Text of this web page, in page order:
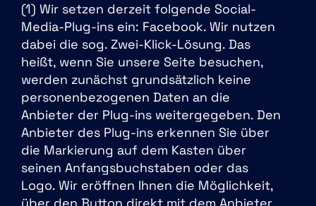
(1) Wir setzen derzeit folgende Social-
Media-Plug-ins ein: Facebook. Wir nutzen
dabei die sog. Zwei-Klick-Lösung. Das
heißt, wenn Sie unsere Seite besuchen,
werden zunächst grundsätzlich keine
personenbezogenen Daten an die
Anbieter der Plug-ins weitergegeben. Den
Anbieter des Plug-ins erkennen Sie über
die Markierung auf dem Kasten über
seinen Anfangsbuchstaben oder das
Logo. Wir eröffnen Ihnen die Möglichkeit,